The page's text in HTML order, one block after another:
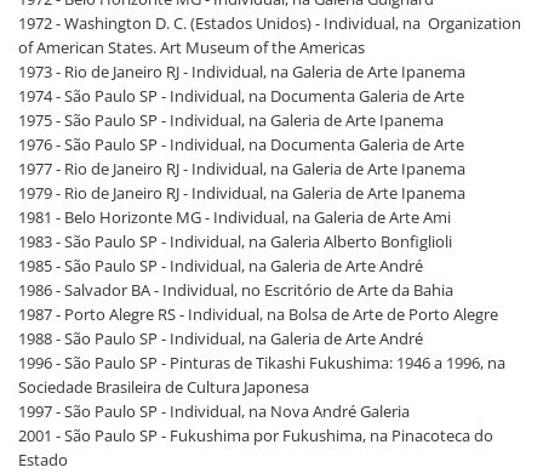
1972 - Washington D. C. (Estados Unidos) - Individual, na Organization
of American States. Art Museum of the Americas
1973 - Rio de Janeiro RJ - Individual, na Galeria de Arte Ipanema
1974 - São Paulo SP - Individual, na Documenta Galeria de Arte
1975 - São Paulo SP - Individual, na Galeria de Arte Ipanema
1976 - São Paulo SP - Individual, na Documenta Galeria de Arte
1977 - Rio de Janeiro RJ - Individual, na Galeria de Arte Ipanema
1979 - Rio de Janeiro RJ - Individual, na Galeria de Arte Ipanema
1981 - Belo Horizonte MG - Individual, na Galeria de Arte Ami
1983 - São Paulo SP - Individual, na Galeria Alberto Bonfiglioli
1985 - São Paulo SP - Individual, na Galeria de Arte André
1986 - Salvador BA - Individual, no Escritório de Arte da Bahia
1987 - Porto Alegre RS - Individual, na Bolsa de Arte de Porto Alegre
1988 - São Paulo SP - Individual, na Galeria de Arte André
1996 - São Paulo SP - Pinturas de Tikashi Fukushima: 1946 a 1996, na
Sociedade Brasileira de Cultura Japonesa
1997 - São Paulo SP - Individual, na Nova André Galeria
2001 - São Paulo SP - Fukushima por Fukushima, na Pinacoteca do
Estado